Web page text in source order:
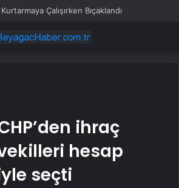
Çalışırken Bıçaklandı
ihraç
hesap
seçti